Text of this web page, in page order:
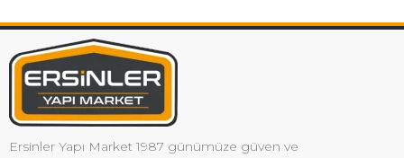
Ersinler Yapı Market 1987 günümüze güven ve